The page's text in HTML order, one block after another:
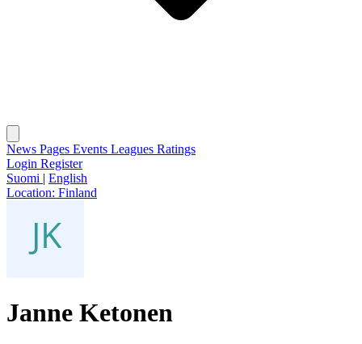
News Pages Events Leagues Ratings
Login Register
Suomi | English
Location: Finland
Janne Ketonen